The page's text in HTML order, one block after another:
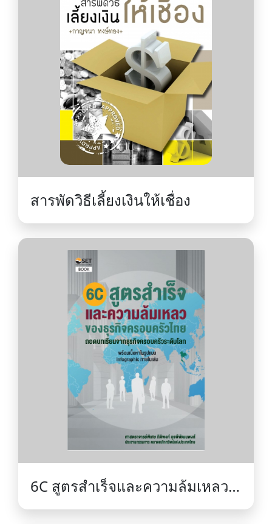
สารพัดวิธีเลี้ยงเงินให้เชื่อง
6C สูตรสำเร็จและความล้มเหลว
ของธุรกิจครอบครัวไทย : ถอดบท